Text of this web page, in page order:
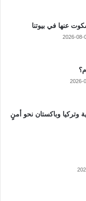
عنها في بيوتنا
2026-08-
2026-
وتركيا وباكستان نحو أمنٍ